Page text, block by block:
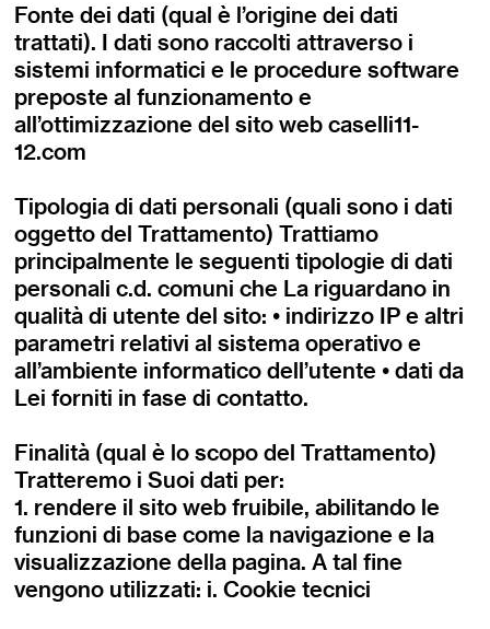
Fonte dei dati (qual è l’origine dei dati
trattati). I dati sono raccolti attraverso i
sistemi informatici e le procedure software
preposte al funzionamento e
all’ottimizzazione del sito web caselli11-
12.com
Tipologia di dati personali (quali sono i dati
oggetto del Trattamento) Trattiamo
principalmente le seguenti tipologie di dati
personali c.d. comuni che La riguardano in
qualità di utente del sito: • indirizzo IP e altri
parametri relativi al sistema operativo e
all’ambiente informatico dell’utente • dati da
Lei forniti in fase di contatto.
Finalità (qual è lo scopo del Trattamento)
Tratteremo i Suoi dati per:
1. rendere il sito web fruibile, abilitando le
funzioni di base come la navigazione e la
visualizzazione della pagina. A tal fine
vengono utilizzati: i. Cookie tecnici